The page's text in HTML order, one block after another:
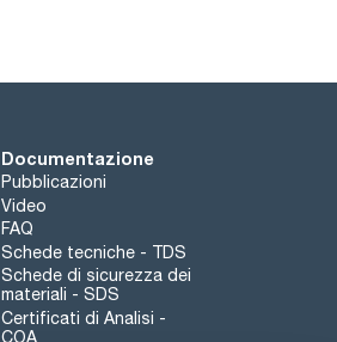
Documentazione
Pubblicazioni
Video
FAQ
Schede tecniche - TDS
Schede di sicurezza dei
materiali - SDS
Certificati di Analisi -
COA